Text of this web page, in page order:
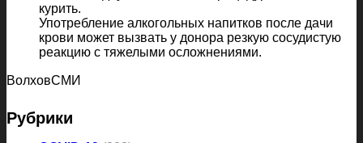
курить.
Употребление алкогольных напитков после дачи
крови может вызвать у донора резкую сосудистую
реакцию с тяжелыми осложнениями.
ВолховСМИ
Рубрики